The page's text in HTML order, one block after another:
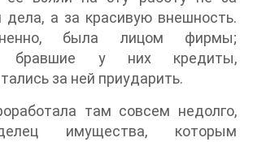
дела, а за красивую внешность.
была лицом фирмы;
бравшие у них кредиты,
за ней приударить.
там совсем недолго,
имущества, которым